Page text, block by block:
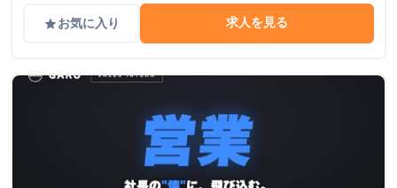
gradeお気に入り 求人を見る